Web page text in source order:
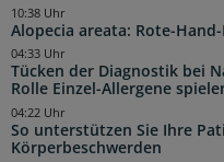
Alopecia areata: Rote-
10:38 Uhr
Tücken der Diagnostik bei
Rolle Einzel-Allergene
04:33 Uhr
So unterstützen Sie Ihre
Körperbeschwerden
04:22 Uhr